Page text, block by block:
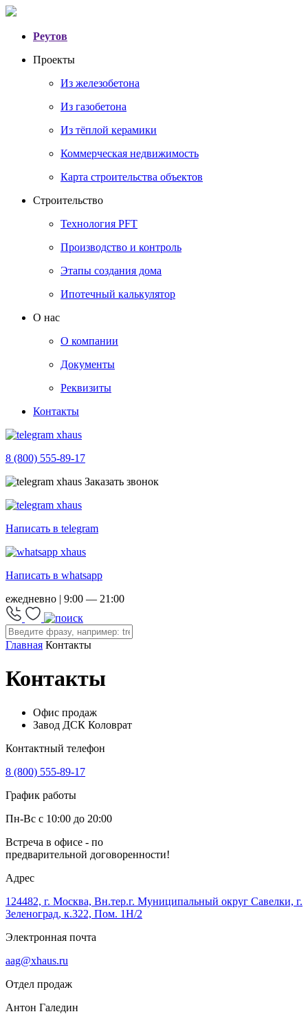
Реутов
Проекты
Из железобетона
Из газобетона
Из тёплой керамики
Коммерческая недвижимость
Карта строительства объектов
Строительство
Технология PFT
Производство и контроль
Этапы создания дома
Ипотечный калькулятор
О нас
О компании
Документы
Реквизиты
Контакты
8 (800) 555-89-17
Заказать звонок
Написать в telegram
Написать в whatsapp
ежедневно | 9:00 — 21:00
Главная Контакты
Контакты
Офис продаж
Завод ДСК Коловрат
Контактный телефон
8 (800) 555-89-17
График работы
Пн-Вс с 10:00 до 20:00
Встреча в офисе - по
предварительной договоренности!
Адрес
124482, г. Москва, Вн.тер.г. Муниципальный округ Савелки, г.
Зеленоград, к.322, Пом. 1Н/2
Электронная почта
aag@xhaus.ru
Отдел продаж
Антон Галедин